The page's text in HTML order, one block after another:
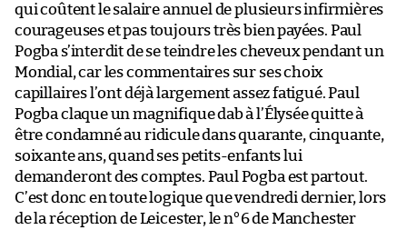
qui coûtent le salaire annuel de plusieurs infirmières
courageuses et pas toujours très bien payées. Paul
Pogba s’interdit de se teindre les cheveux pendant un
Mondial, car les commentaires sur ses choix
capillaires l’ont déjà largement assez fatigué. Paul
Pogba claque un magnifique dab à l’Élysée quitte à
être condamné au ridicule dans quarante, cinquante,
soixante ans, quand ses petits-enfants lui
demanderont des comptes. Paul Pogba est partout.
C’est donc en toute logique que vendredi dernier, lors
de la réception de Leicester, le n°6 de Manchester